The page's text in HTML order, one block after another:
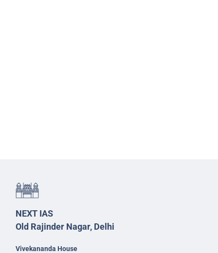
NEXT IAS
Old Rajinder Nagar, Delhi
Vivekananda House